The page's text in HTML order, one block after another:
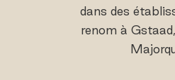
dans des
renom à